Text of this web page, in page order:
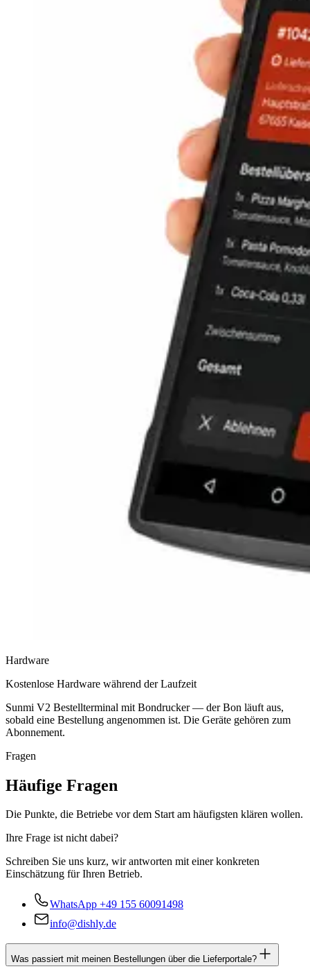
Hardware
Kostenlose Hardware während der Laufzeit
Sunmi V2 Bestellterminal mit Bondrucker — der Bon läuft aus,
sobald eine Bestellung angenommen ist. Die Geräte gehören zum
Abonnement.
Fragen
Häufige Fragen
Die Punkte, die Betriebe vor dem Start am häufigsten klären wollen.
Ihre Frage ist nicht dabei?
Schreiben Sie uns kurz, wir antworten mit einer konkreten
Einschätzung für Ihren Betrieb.
WhatsApp +49 155 60091498
info@dishly.de
Was passiert mit meinen Bestellungen über die Lieferportale?